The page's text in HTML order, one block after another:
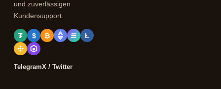
und zuverlässigen
Kundensupport.
₮ $ ₿ Ł
TelegramX / Twitter